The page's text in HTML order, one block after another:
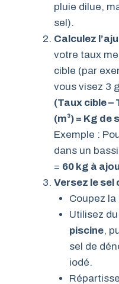
pluie dilue,
sel).
Calculez
votre taux
cible (par
vous visez 3
(Taux cible –
(m³) = Kg de
Exemple :
dans un
= 60 kg à
Versez le
Coupez
Utilisez du
piscine,
sel de
iodé.